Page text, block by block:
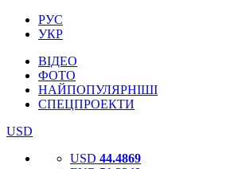
РУС
УКР
ВІДЕО
ФОТО
НАЙПОПУЛЯРНІШІ
СПЕЦПРОЕКТИ
USD
USD 44.4869